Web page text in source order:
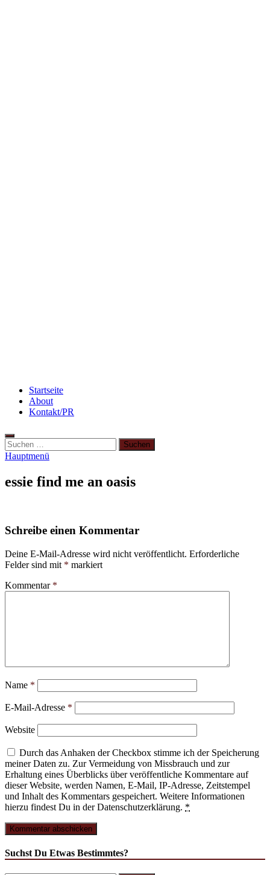
Startseite
About
Kontakt/PR
Hauptmenü
essie find me an oasis
Schreibe einen Kommentar
Deine E-Mail-Adresse wird nicht veröffentlicht. Erforderliche
Felder sind mit * markiert
Kommentar *
Name *
E-Mail-Adresse *
Website
Durch das Anhaken der Checkbox stimme ich der Speicherung
meiner Daten zu. Zur Vermeidung von Missbrauch und zur
Erhaltung eines Überblicks über veröffentliche Kommentare auf
dieser Website, werden Namen, E-Mail, IP-Adresse, Zeitstempel
und Inhalt des Kommentars gespeichert. Weitere Informationen
hierzu findest Du in der Datenschutzerklärung. *
Suchst Du Etwas Bestimmtes?